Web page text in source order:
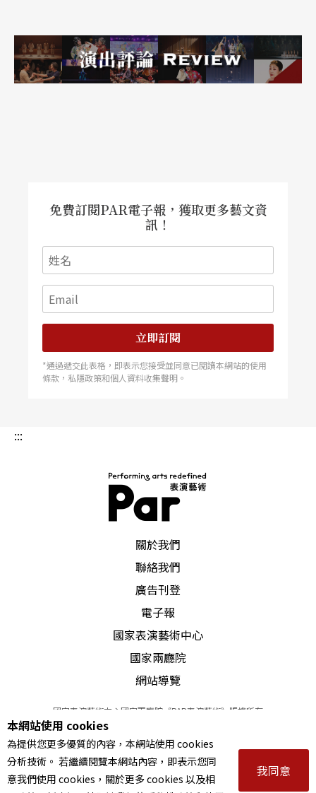
大概可以猜想得出來，王評章所指的「詩化寫作」
很接近普通話寫作，「方言之美」則接近「純方言
體」。若要徹底回歸劇種意識，爲何不考慮「純方
受，對寫作者來說，也是「發揮自身優勢，既順天
又應地利還兼得人和的明智選擇」。然而，「生
造」或「借貸」文字的方言寫法使劇本很難看懂；
方言特有詞彙「阻塞言語交通」，外地人聽不懂，
所以湯印昌認爲，這種寫作方式害得薌劇劇本或演
出都無法推廣到外地。另外，改革開放至今，閩南
地區閩南語規範化（普通話化）的傾向已也已愈趨
明顯，自應跟隨此趨勢。
八〇年代，普通話寫作所以能大行其道，主因有
二：編劇要爭取省級以上會演調演的機會、獲獎、
獲聘爲中級以上的編劇、要在刊物上發表，都得首
先考慮可能不懂閩南語的把關者；第二，大部分的
中青年編劇學歷都較高，對普通話的熟悉與喜歡程
度，也遠遠大於閩南語。
基於種種理由，湯印昌認爲，編劇應該根據生活改
變自己，努力從事混合體寫作。湯印昌面對現實的
努力和自我調整發人深省。略微可惜的是他文中未
舉更多的例子，說明「混合體」究竟如何混合：是
像台灣的電視劇文字呢？還是更能表現方言特色？
拿到舞台演出，導演、演員能一拿起劇本就唸唱、
免費訂閱PAR電子報，獲取更多藝文資
訊！
立即訂閱
*通過遞交此表格，即表示您接受並同意已閱讀本網站的使用
條款，私隱政策和個人資料收集聲明。
:::
關於我們
聯絡我們
廣告刊登
電子報
國家表演藝術中心
國家兩廳院
網站導覽
國家表演藝術中心國家兩廳院《PAR表演藝術》版權所有
© 2022Performing arts redefined. All Rights Reserved
統一編號 Tax Id number 00973926
本站所提供相關演出資訊，如有異動應以主辦單位公告為準。
服務條款｜隱私權聲明｜著作權聲明
本網站使用 cookies
為提供您更多優質的內容，本網站使用 cookies
分析技術。 若繼續閱覽本網站內容，即表示您同
意我們使用 cookies，關於更多 cookies 以及相
我同意